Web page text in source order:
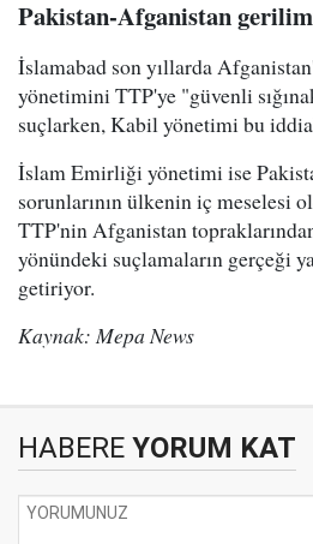
Pakistan-Afganistan
İslamabad son yıllarda
yönetimini TTP'ye "güvenli
suçlarken, Kabil yönetimi bu
İslam Emirliği yönetimi ise
sorunlarının ülkenin iç meselesi
TTP'nin Afganistan
yönündeki suçlamaların gerçeği
getiriyor.
Kaynak: Mepa News
HABERE YORUM KAT